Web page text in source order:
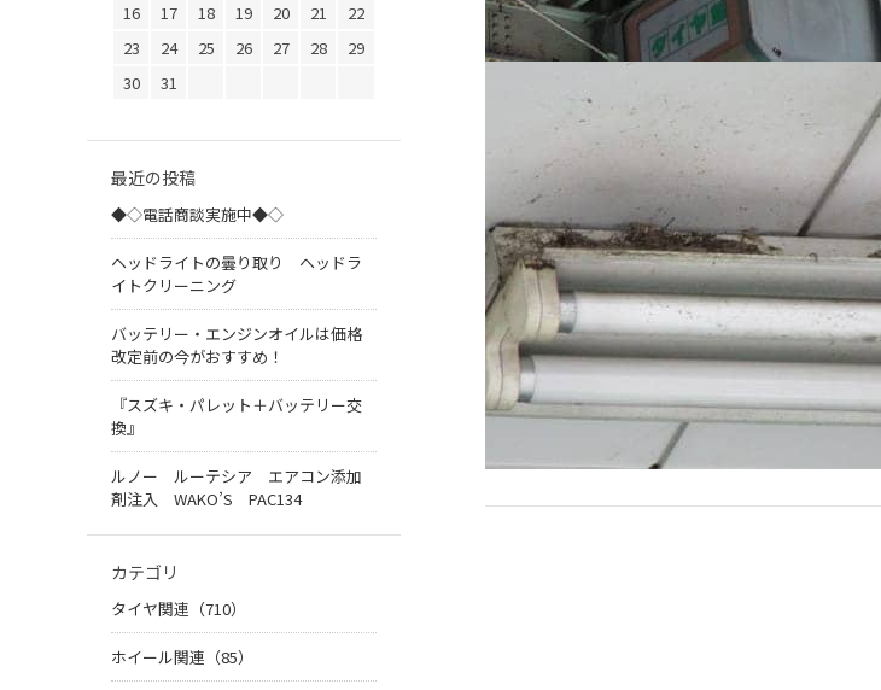
16
17 18 19 20 21
22
23
24 25 26 27 28
29
30
31
最近の投稿
◆◇電話商談実施中◆◇
ヘッドライトの曇り取り ヘッドラ
イトクリーニング
バッテリー・エンジンオイルは価格
改定前の今がおすすめ！
『スズキ・パレット＋バッテリー交
換』
ルノー ルーテシア エアコン添加
剤注入 WAKO’S PAC134
カテゴリ
タイヤ関連（710）
ホイール関連（85）